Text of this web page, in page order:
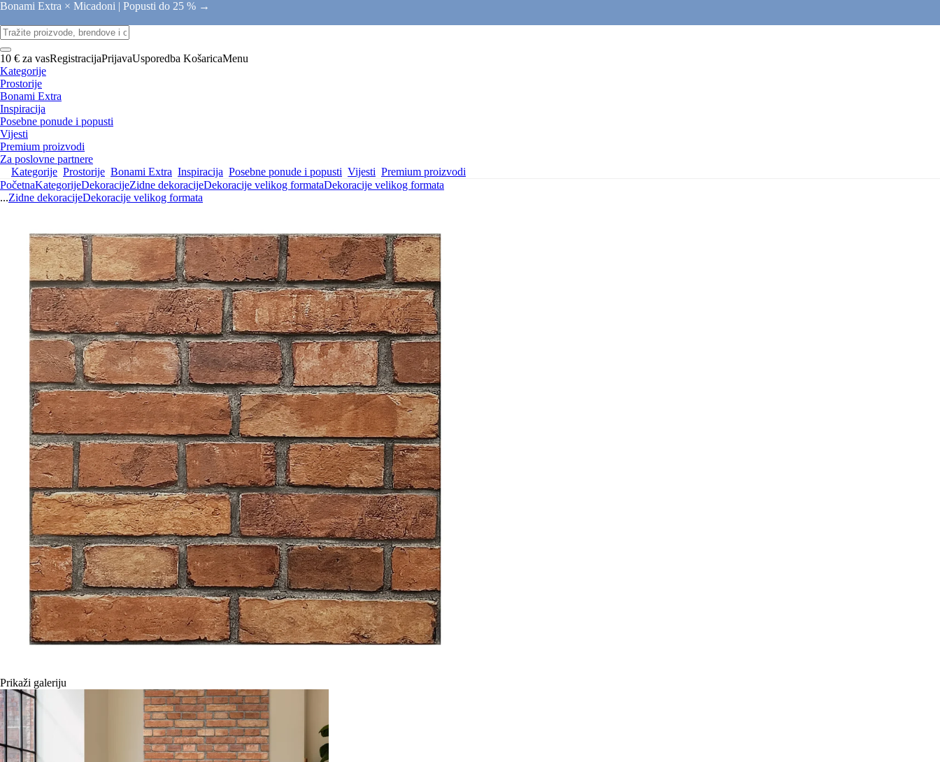
Bonami Extra × Micadoni | Popusti do 25 % →
10 € za vasRegistracijaPrijavaUsporedba KošaricaMenu
Kategorije
Prostorije
Bonami Extra
Inspiracija
Posebne ponude i popusti
Vijesti
Premium proizvodi
Za poslovne partnere
Kategorije Prostorije Bonami Extra Inspiracija Posebne ponude i popusti Vijesti Premium proizvodi
PočetnaKategorijeDekoracijeZidne dekoracijeDekoracije velikog formataDekoracije velikog formata
...Zidne dekoracijeDekoracije velikog formata
Prikaži galeriju